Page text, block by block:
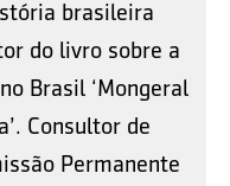
brasileira
do livro sobre a
Brasil ‘Mongeral
Consultor de
Permanente